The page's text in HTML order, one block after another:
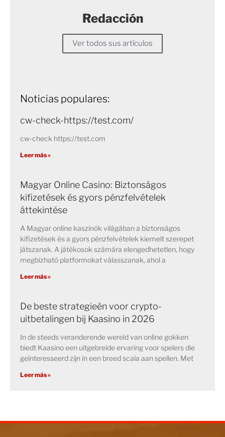
Redacción
Ver todos sus artículos
Noticias populares:
cw-check-https://test.com/
cw-check https://test.com
Leer más »
Magyar Online Casino: Biztonságos
kifizetések és gyors pénzfelvételek
áttekintése
A Magyar online kaszinók világában a biztonságos
kifizetések és a gyors pénzfelvételek kiemelt szerepet
játszanak. A játékosok számára elengedhetetlen, hogy
megbízható platformokat válasszanak, ahol a
Leer más »
De beste strategieën voor crypto-
uitbetalingen bij Kaasino in 2026
In de steeds veranderende wereld van online gokken
biedt Kaasino een uitgebreide ervaring voor spelers die
geïnteresseerd zijn in een breed scala aan spellen. Met
Leer más »